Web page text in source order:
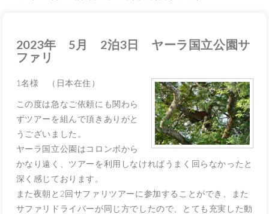
2023年 5月 2泊3日 ヤーラ国立公園サ
ファリ
1名様 （日本在住）
この度は急なご依頼にも関わら
ずツアーを組んで頂きありがと
うございました。
ヤーラ国立公園はコロンボから
かなり遠く、 ツアーを利用しなければうまく回らなかったと
深く感じております 。
また夜朝と2回サファリツアーに参加することができ、
また
サファリドライバーが同じ方でしたので、
とても充実した動